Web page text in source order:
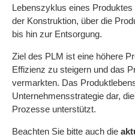
Lebenszyklus eines
der Konstruktion, über die
bis hin zur Entsorgung.
Ziel des PLM ist eine höhere
Effizienz zu steigern und das
vermarkten. Das
Unternehmensstrategie dar,
Prozesse unterstützt.
Beachten Sie bitte auch die